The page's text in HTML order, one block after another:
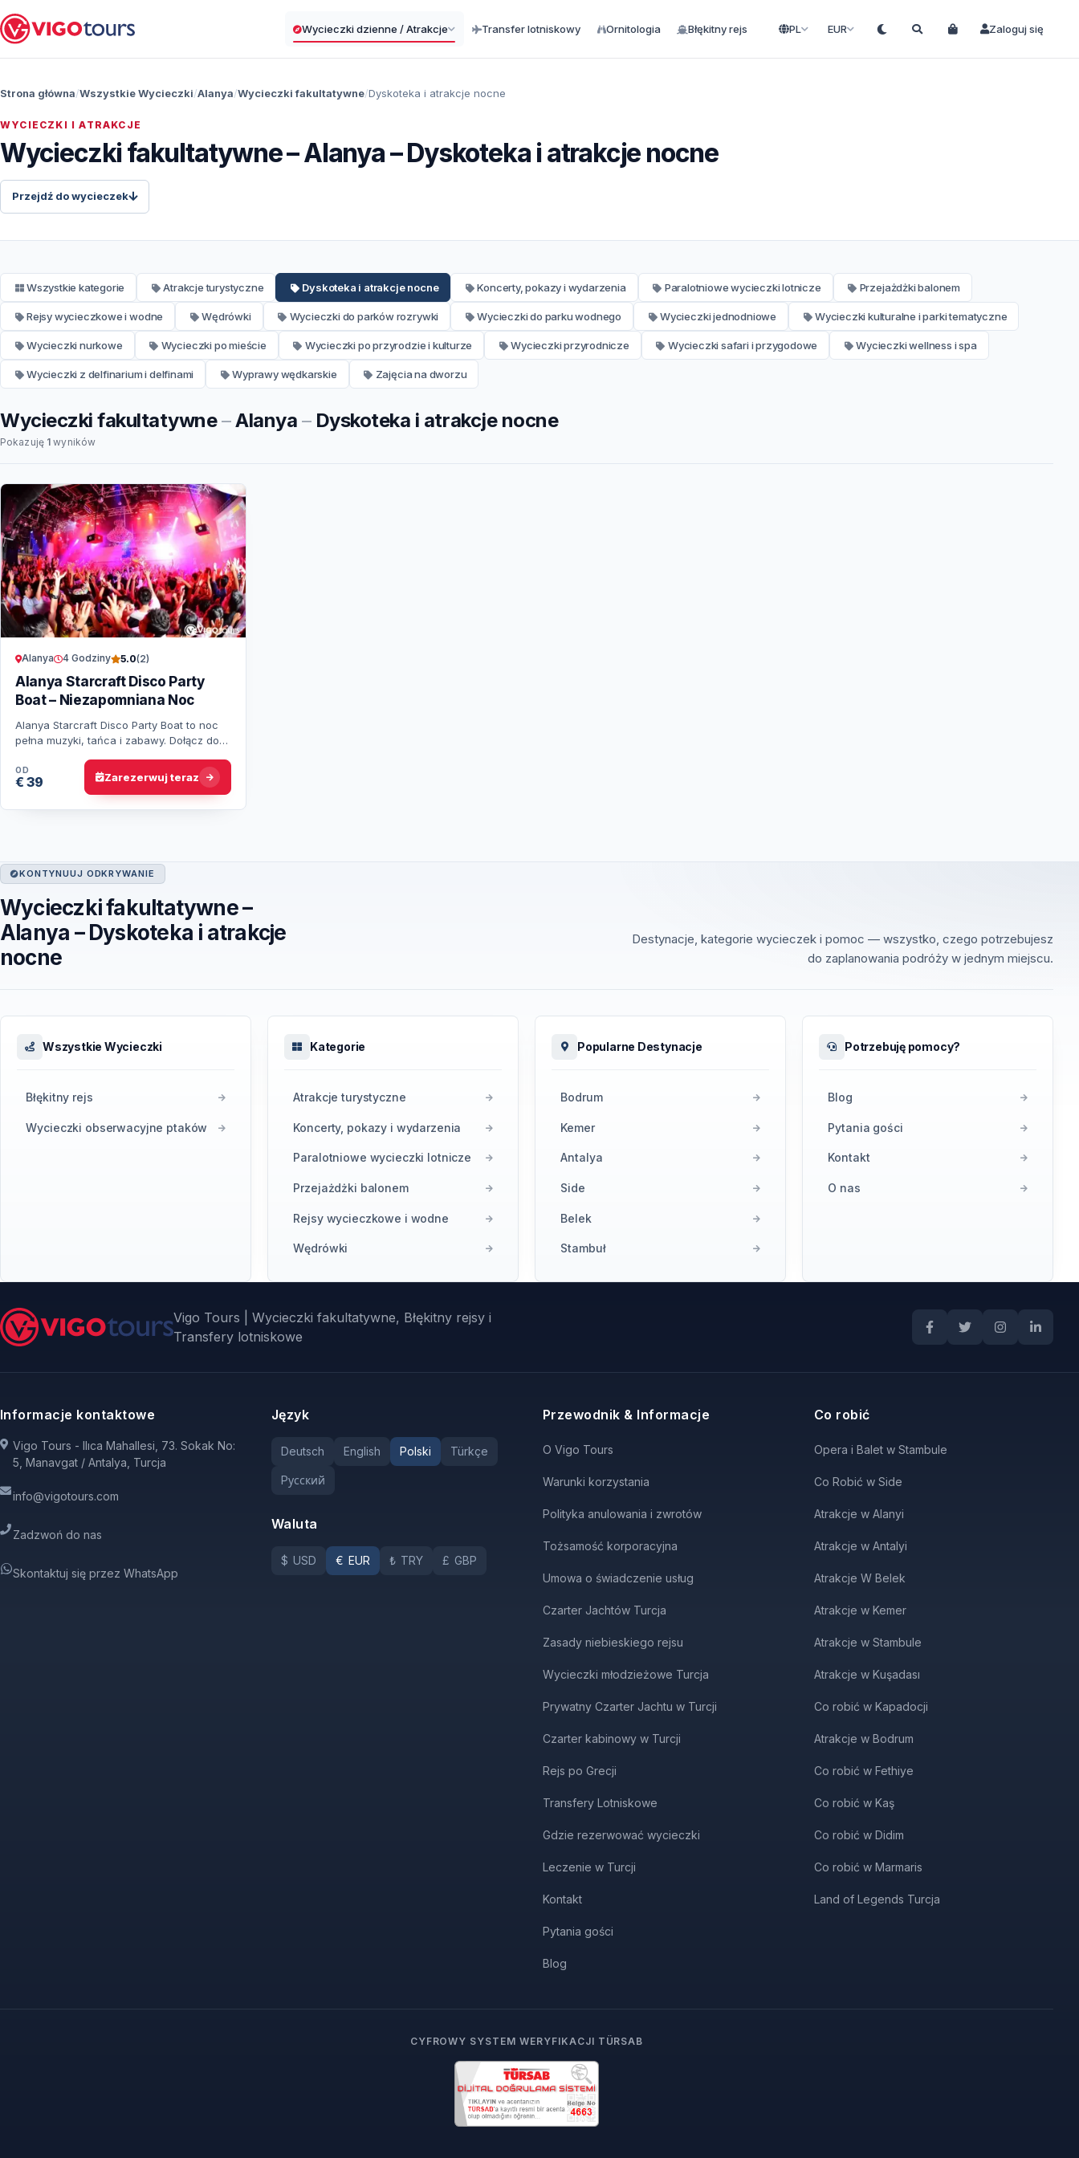
Wycieczki dzienne / Atrakcje Transfer lotniskowy Ornitologia Błękitny rejs PL EUR Zaloguj się
Strona główna Wszystkie Wycieczki Alanya Wycieczki fakultatywne Dyskoteka i atrakcje nocne
WYCIECZKI I ATRAKCJE
Wycieczki fakultatywne – Alanya – Dyskoteka i atrakcje nocne
Przejdź do wycieczek
Wszystkie kategorie Atrakcje turystyczne Dyskoteka i atrakcje nocne Koncerty, pokazy i wydarzenia Paralotniowe wycieczki lotnicze Przejażdżki balonem
Rejsy wycieczkowe i wodne Wędrówki Wycieczki do parków rozrywki Wycieczki do parku wodnego Wycieczki jednodniowe Wycieczki kulturalne i parki tematyczne
Wycieczki nurkowe Wycieczki po mieście Wycieczki po przyrodzie i kulturze Wycieczki przyrodnicze Wycieczki safari i przygodowe Wycieczki wellness i spa
Wycieczki z delfinarium i delfinami Wyprawy wędkarskie Zajęcia na dworzu
Wycieczki fakultatywne–Alanya –Dyskoteka i atrakcje nocne
Pokazuję 1 wyników
Alanya 4 Godziny 5.0(2)
Alanya Starcraft Disco Party
Boat – Niezapomniana Noc
Alanya Starcraft Disco Party Boat to noc
pełna muzyki, tańca i zabawy. Dołącz do
ognia, podziwiając nocne widoki A…
OD
€ 39 Zarezerwuj teraz
KONTYNUUJ ODKRYWANIE
Wycieczki fakultatywne –
Alanya – Dyskoteka i atrakcje
nocne
Destynacje, kategorie wycieczek i pomoc — wszystko, czego potrzebujesz
do zaplanowania podróży w jednym miejscu.
Wszystkie Wycieczki
Błękitny rejs
Wycieczki obserwacyjne ptaków
Kategorie
Atrakcje turystyczne
Koncerty, pokazy i wydarzenia
Paralotniowe wycieczki lotnicze
Przejażdżki balonem
Rejsy wycieczkowe i wodne
Wędrówki
Popularne Destynacje
Bodrum
Kemer
Antalya
Side
Belek
Stambuł
Potrzebuję pomocy?
Blog
Pytania gości
Kontakt
O nas
Vigo Tours | Wycieczki fakultatywne, Błękitny rejsy i
Transfery lotniskowe
Informacje kontaktowe
Vigo Tours - Ilıca Mahallesi, 73. Sokak No:
5, Manavgat / Antalya, Turcja
info@vigotours.com
Zadzwoń do nas
Skontaktuj się przez WhatsApp
Język
Deutsch English Polski Türkçe
Pусский
Waluta
$ USD € EUR ₺ TRY £ GBP
Przewodnik & Informacje
O Vigo Tours
Warunki korzystania
Polityka anulowania i zwrotów
Tożsamość korporacyjna
Umowa o świadczenie usług
Czarter Jachtów Turcja
Zasady niebieskiego rejsu
Wycieczki młodzieżowe Turcja
Prywatny Czarter Jachtu w Turcji
Czarter kabinowy w Turcji
Rejs po Grecji
Transfery Lotniskowe
Gdzie rezerwować wycieczki
Leczenie w Turcji
Kontakt
Pytania gości
Blog
Co robić
Opera i Balet w Stambule
Co Robić w Side
Atrakcje w Alanyi
Atrakcje w Antalyi
Atrakcje W Belek
Atrakcje w Kemer
Atrakcje w Stambule
Atrakcje w Kuşadası
Co robić w Kapadocji
Atrakcje w Bodrum
Co robić w Fethiye
Co robić w Kaş
Co robić w Didim
Co robić w Marmaris
Land of Legends Turcja
CYFROWY SYSTEM WERYFIKACJI TÜRSAB